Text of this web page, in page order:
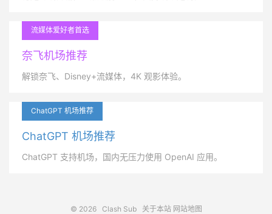
流媒体爱好者首选
奈飞机场推荐
解锁奈飞、Disney+流媒体，4K 观影体验。
ChatGPT 机场推荐
ChatGPT 机场推荐
ChatGPT 支持机场，国内无压力使用 OpenAI 应用。
© 2026 Clash Sub 关于本站 网站地图